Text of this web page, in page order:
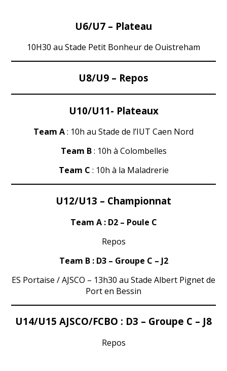
U6/U7 – Plateau
10H30 au Stade Petit Bonheur de Ouistreham
U8/U9 – Repos
U10/U11- Plateaux
Team A: 10h au Stade de l’IUT Caen Nord
Team B: 10h à Colombelles
Team C : 10h à la Maladrerie
U12/U13 – Championnat
Team A : D2 – Poule C
Repos
Team B : D3 – Groupe C – J2
ES Portaise / AJSCO – 13h30 au Stade Albert Pignet de
Port en Bessin
U14/U15 AJSCO/FCBO : D3 – Groupe C – J8
Repos